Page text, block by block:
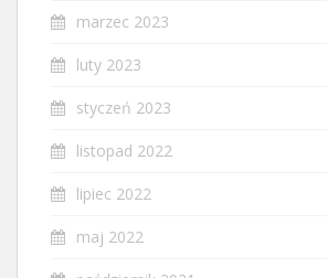
marzec 2023
luty 2023
styczeń 2023
listopad 2022
lipiec 2022
maj 2022